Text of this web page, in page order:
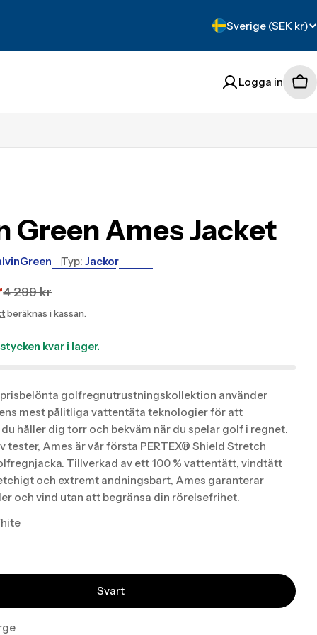
Translation
missing:
Sverige (SEK kr)
Logga in
sv.products.product.media.open_media
Green Ames Jacket
Typ: Jackor
4 299 kr
beräknas i kassan.
stycken kvar i lager.
prisbelönta golfregnutrustningskollektion använder
mest pålitliga vattentäta teknologier för att
håller dig torr och bekväm när du spelar golf i regnet.
tester, Ames är vår första PERTEX® Shield Stretch
Tillverkad av ett 100 % vattentätt, vindtätt
och extremt andningsbart, Ames garanterar
och vind utan att begränsa din rörelsefrihet.
Svart